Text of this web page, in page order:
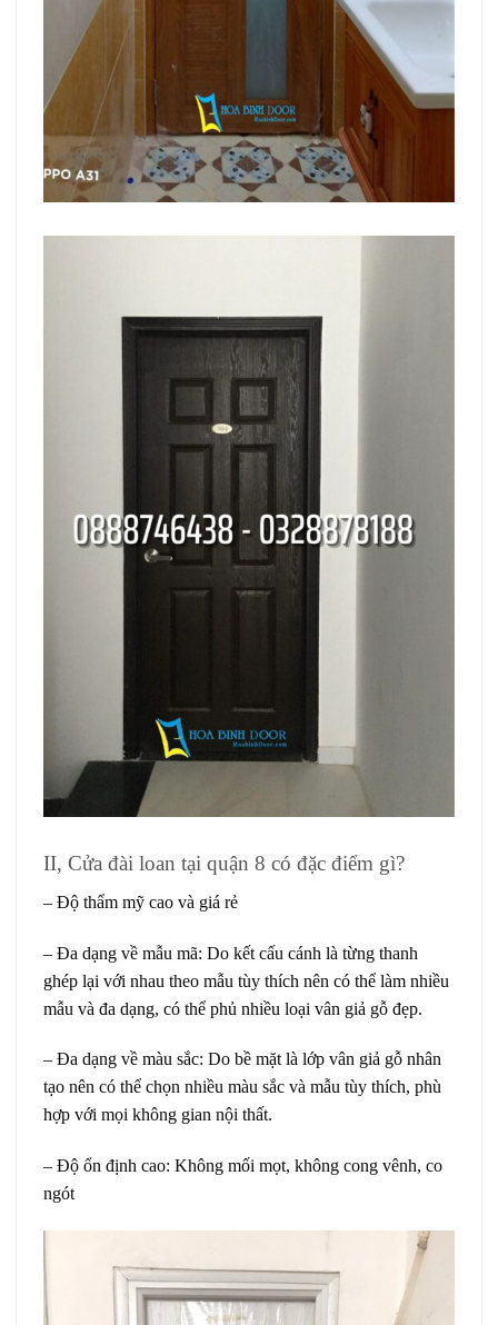
II, Cửa đài loan tại quận 8 có đặc điểm gì?
– Độ thẩm mỹ cao và giá rẻ
– Đa dạng về mẫu mã: Do kết cấu cánh là từng thanh
ghép lại với nhau theo mẫu tùy thích nên có thể làm nhiều
mẫu và đa dạng, có thể phủ nhiều loại vân giả gỗ đẹp.
– Đa dạng về màu sắc: Do bề mặt là lớp vân giả gỗ nhân
tạo nên có thể chọn nhiều màu sắc và mẫu tùy thích, phù
hợp với mọi không gian nội thất.
– Độ ổn định cao: Không mối mọt, không cong vênh, co
ngót